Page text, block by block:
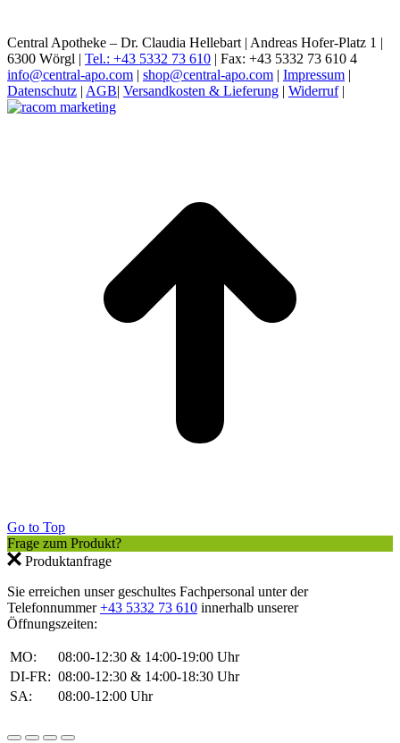
Central Apotheke – Dr. Claudia Hellebart | Andreas Hofer-Platz 1 |
6300 Wörgl | Tel.: +43 5332 73 610 | Fax: +43 5332 73 610 4
info@central-apo.com | shop@central-apo.com | Impressum |
Datenschutz | AGB| Versandkosten & Lieferung | Widerruf|
Go to Top
Frage zum Produkt?
Produktanfrage
Sie erreichen unser geschultes Fachpersonal unter der
Telefonnummer+43 5332 73 610 innerhalb unserer
Öffnungszeiten:
MO:
08:00-12:30 & 14:00-19:00 Uhr
DI-FR: 08:00-12:30 & 14:00-18:30 Uhr
SA:
08:00-12:00 Uhr